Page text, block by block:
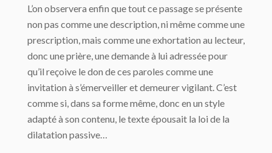
L’on observera enfin que tout ce passage se présente
non pas comme une description, ni même comme une
prescription, mais comme une exhortation au lecteur,
donc une prière, une demande à lui adressée pour
qu’il reçoive le don de ces paroles comme une
invitation à s’émerveiller et demeurer vigilant. C’est
comme si, dans sa forme même, donc en un style
adapté à son contenu, le texte épousait la loi de la
dilatation passive…